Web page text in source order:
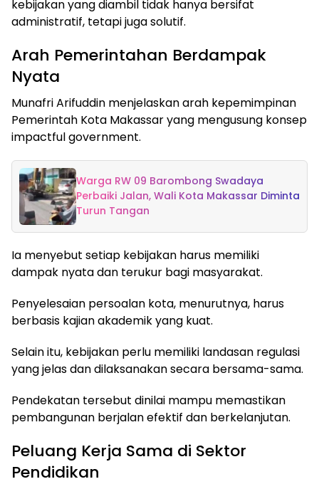
kebijakan yang diambil tidak hanya bersifat
administratif, tetapi juga solutif.
Arah Pemerintahan Berdampak
Nyata
Munafri Arifuddin menjelaskan arah kepemimpinan
Pemerintah Kota Makassar yang mengusung konsep
impactful government.
Warga RW 09 Barombong Swadaya
Perbaiki Jalan, Wali Kota Makassar Diminta
Turun Tangan
Ia menyebut setiap kebijakan harus memiliki
dampak nyata dan terukur bagi masyarakat.
Penyelesaian persoalan kota, menurutnya, harus
berbasis kajian akademik yang kuat.
Selain itu, kebijakan perlu memiliki landasan regulasi
yang jelas dan dilaksanakan secara bersama-sama.
Pendekatan tersebut dinilai mampu memastikan
pembangunan berjalan efektif dan berkelanjutan.
Peluang Kerja Sama di Sektor
Pendidikan